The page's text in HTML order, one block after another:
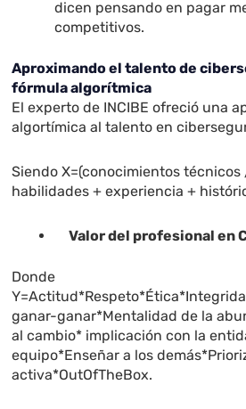
dicen pensando en pagar
competitivos.
Aproximando el talento de
fórmula algorítmica
El experto de INCIBE ofreció una
algortímica al talento en
Siendo X=(conocimientos
habilidades + experiencia +
Valor del profesional en
Donde
ganar-ganar*Mentalidad de la
al cambio* implicación con la
equipo*Enseñar a los
activa*OutOfTheBox.